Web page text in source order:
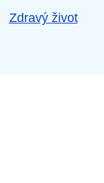
Zdravý život